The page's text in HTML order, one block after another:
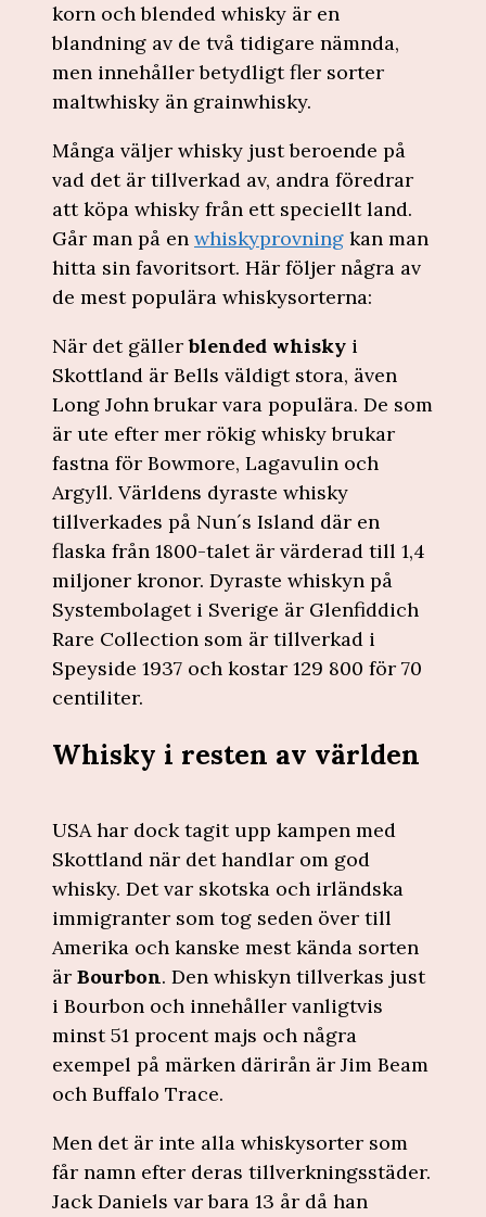
korn och blended whisky är en
blandning av de två tidigare nämnda,
men innehåller betydligt fler sorter
maltwhisky än grainwhisky.
Många väljer whisky just beroende på
vad det är tillverkad av, andra föredrar
att köpa whisky från ett speciellt land.
Går man på en whiskyprovning kan man
hitta sin favoritsort. Här följer några av
de mest populära whiskysorterna:
När det gällerblended whisky i
Skottland är Bells väldigt stora, även
Long John brukar vara populära. De som
är ute efter mer rökig whisky brukar
fastna för Bowmore, Lagavulin och
Argyll. Världens dyraste whisky
tillverkades på Nun´s Island där en
flaska från 1800-talet är värderad till 1,4
miljoner kronor. Dyraste whiskyn på
Systembolaget i Sverige är Glenfiddich
Rare Collection som är tillverkad i
Speyside 1937 och kostar 129 800 för 70
centiliter.
Whisky i resten av världen
USA har dock tagit upp kampen med
Skottland när det handlar om god
whisky. Det var skotska och irländska
immigranter som tog seden över till
Amerika och kanske mest kända sorten
är Bourbon. Den whiskyn tillverkas just
i Bourbon och innehåller vanligtvis
minst 51 procent majs och några
exempel på märken därirån är Jim Beam
och Buffalo Trace.
Men det är inte alla whiskysorter som
får namn efter deras tillverkningsstäder.
Jack Daniels var bara 13 år då han